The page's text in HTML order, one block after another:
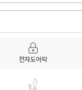
전자도어락